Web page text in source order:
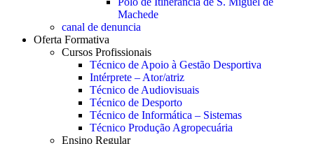
Machede
canal de denuncia
Oferta Formativa
Cursos Profissionais
Técnico de Apoio à Gestão Desportiva
Intérprete – Ator/atriz
Técnico de Audiovisuais
Técnico de Desporto
Técnico de Informática – Sistemas
Técnico Produção Agropecuária
Ensino Regular